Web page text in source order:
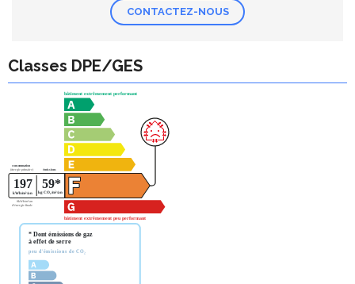
CONTACTEZ-NOUS
Classes DPE/GES